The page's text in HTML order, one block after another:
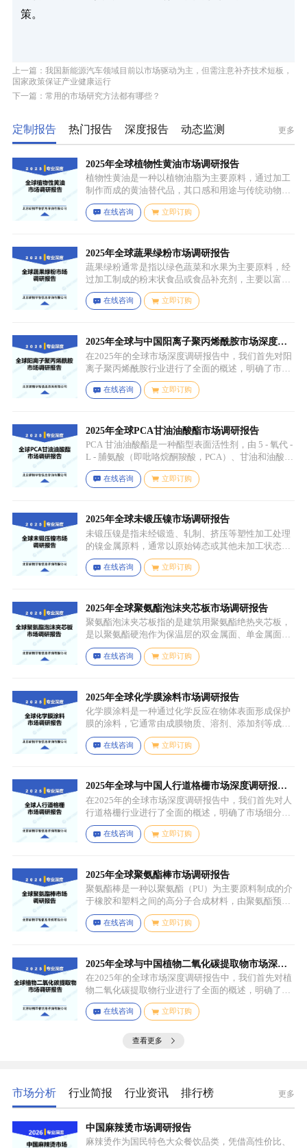
策。
上一篇：我国新能源汽车领域目前以市场驱动为主，但需注意补齐技术短板，
国家政策保证产业健康运行
下一篇：常用的市场研究方法都有哪些？
定制报告 热门报告 深度报告 动态监测 更多
2025年全球植物性黄油市场调研报告
植物性黄油是一种以植物油脂为主要原料，通过加工
制作而成的黄油替代品，其口感和用途与传统动物黄
油较为相似，常见的有大豆油、菜籽油、椰子油、棕
榈油等，这些植物油脂经过精炼、氢化或酯交换等工
用香精、色素等，以改善口感、延长保质期和调整风
味。
在线咨询 立即订购
2025年全球蔬果绿粉市场调研报告
蔬果绿粉通常是指以绿色蔬菜和水果为主要原料，经
过加工制成的粉末状食品或食品补充剂，主要以富含
叶绿素、膳食纤维、维生素、矿物质等营养成分的绿
色蔬菜和水果为原料，常见的包括菠菜、羽衣甘蓝、
等，有时也会搭配其他颜色的蔬果（如胡萝卜、甜菜
根等）以丰富营养等绿色水果。
在线咨询 立即订购
2025年全球与中国阳离子聚丙烯酰胺市场深度调
研报告：行业趋势与投资前景分析
在2025年的全球市场深度调研报告中，我们首先对阳
离子聚丙烯酰胺行业进行了全面的概述，明确了市场
细分与应用场景。通过对细分产品的定义与特点进行
深入分析，我们揭示了关键应用场景及其客群洞察。
在线咨询 立即订购
2025年全球PCA甘油油酸酯市场调研报告
PCA 甘油油酸酯是一种酯型表面活性剂，由 5 - 氧代 -
L - 脯氨酸（即吡咯烷酮羧酸，PCA）、甘油和油酸通
过化学反应生成，化学名称为 5 - 氧代 - L - 脯氨酸 2 -
羟基 - 3-(油酰氧基) 丙酯，分子式为 C26H45NO6，分
先进行皂化反应得到脂肪酸盐，再经过酸化、酯化等
一系列反应，将甘油与油酸结合，并引入 PCA 基团，
从而得到 PCA 甘油油酸酯。
在线咨询 立即订购
2025年全球未锻压镍市场调研报告
未锻压镍是指未经锻造、轧制、挤压等塑性加工处理
的镍金属原料，通常以原始铸态或其他未加工状态存
在，一般为块状、锭状、粒状或其他铸造成型的原始
形态，表面可能保留铸造过程中形成的粗糙纹理或缺
力学性能，质地较脆且强度较低。
在线咨询 立即订购
2025年全球聚氨酯泡沫夹芯板市场调研报告
聚氨酯泡沫夹芯板指的是建筑用聚氨酯绝热夹芯板，
是以聚氨酯硬泡作为保温层的双金属面、单金属面或
非金属面复合板材。
在线咨询 立即订购
2025年全球化学膜涂料市场调研报告
化学膜涂料是一种通过化学反应在物体表面形成保护
膜的涂料，它通常由成膜物质、溶剂、添加剂等成分
组成。成膜物质是涂料的主要成分，它在施工后通过
化学反应（如聚合反应、交联反应等）形成连续的、
可改善涂料的性能，如提高附着力、耐候性、耐腐蚀
性等。
在线咨询 立即订购
2025年全球与中国人行道格栅市场深度调研报
告：行业趋势与投资前景分析
在2025年的全球市场深度调研报告中，我们首先对人
行道格栅行业进行了全面的概述，明确了市场细分与
应用场景。通过对细分产品的定义与特点进行深入分
析，我们揭示了关键应用场景及其客群洞察。
在线咨询 立即订购
2025年全球聚氨酯棒市场调研报告
聚氨酯棒是一种以聚氨酯（PU）为主要原料制成的介
于橡胶和塑料之间的高分子合成材料，由聚氨酯预聚
体、扩链剂、低分子量多元醇、助剂等组成，其中，
预聚体是基础原料，决定了聚氨酯棒的基本性能，扩
如增塑剂、填充剂、着色剂、抗氧剂、光稳定剂、阻
燃剂等，可改善材料的加工性能、物理性能和化学性
能等。
在线咨询 立即订购
2025年全球与中国植物二氧化碳提取物市场深度
调研报告：行业趋势与投资前景分析
在2025年的全球市场深度调研报告中，我们首先对植
物二氧化碳提取物行业进行了全面的概述，明确了市
场细分与应用场景。通过对细分产品的定义与特点进
行深入分析，我们揭示了关键应用场景及其客群洞
在线咨询 立即订购
查看更多
市场分析 行业简报 行业资讯 排行榜 更多
中国麻辣烫市场调研报告
麻辣烫作为国民特色大众餐饮品类，凭借高性价比、